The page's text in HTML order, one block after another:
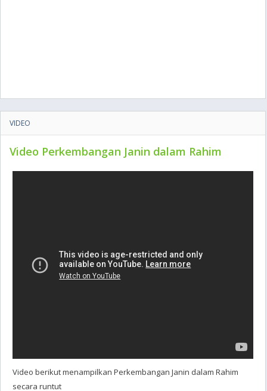
VIDEO
Video Perkembangan Janin dalam Rahim
Video berikut menampilkan Perkembangan Janin dalam Rahim
secara runtut